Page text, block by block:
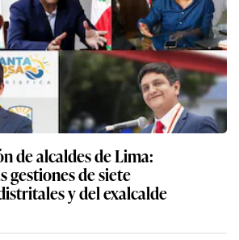
de alcaldes de Lima:
gestiones de siete
y del exalcalde